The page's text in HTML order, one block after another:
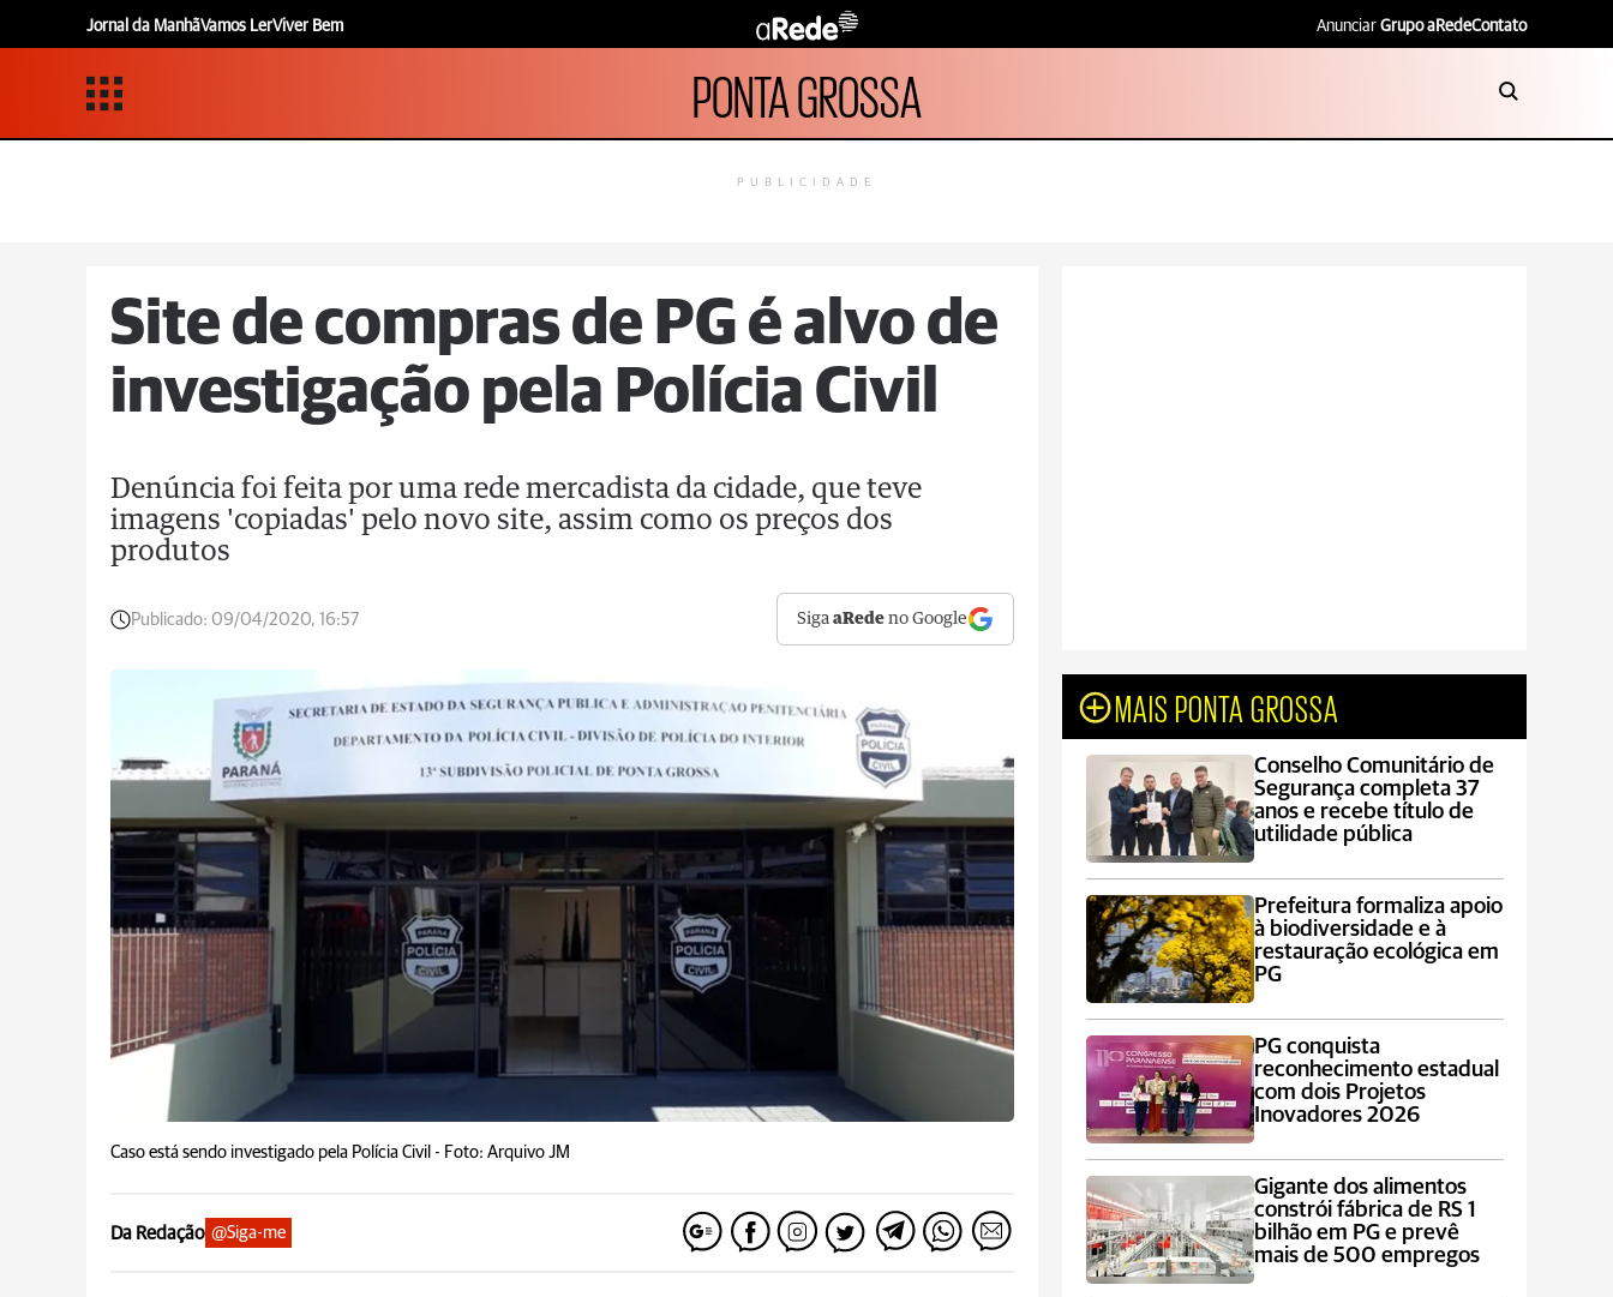
Jornal da ManhãVamos LerViver Bem Anunciar Grupo aRedeContato
PONTA GROSSA
PUBLICIDADE
Site de compras de PG é alvo de
investigação pela Polícia Civil
Denúncia foi feita por uma rede mercadista da cidade, que teve
imagens 'copiadas' pelo novo site, assim como os preços dos
produtos
Publicado: 09/04/2020, 16:57 SigaaRede no Google
Caso está sendo investigado pela Polícia Civil - Foto: Arquivo JM
Da Redação @Siga-me
MAIS PONTA GROSSA
Conselho Comunitário de
Segurança completa 37
anos e recebe título de
utilidade pública
Prefeitura formaliza apoio
à biodiversidade e à
restauração ecológica em
PG
PG conquista
reconhecimento estadual
com dois Projetos
Inovadores 2026
Gigante dos alimentos
constrói fábrica de RS 1
bilhão em PG e prevê
mais de 500 empregos